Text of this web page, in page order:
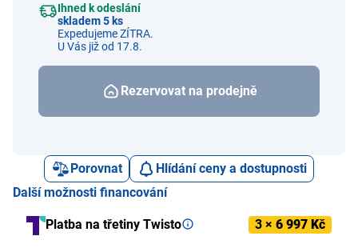
Ihned k odeslání
skladem 5 ks
Expedujeme ZÍTRA.
U Vás již od 17.8.
Rezervovat na prodejně
Porovnat
Hlídání ceny a dostupnosti
Další možnosti financování
Platba na třetiny Twisto 3 × 6 997 Kč